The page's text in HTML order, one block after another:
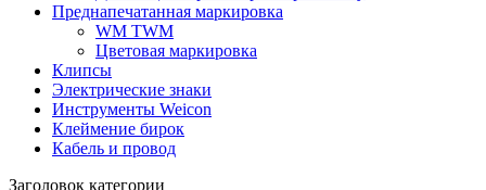
Преднапечатанная маркировка
WM TWM
Цветовая маркировка
Клипсы
Электрические знаки
Инструменты Weicon
Клеймение бирок
Кабель и провод
Заголовок категории